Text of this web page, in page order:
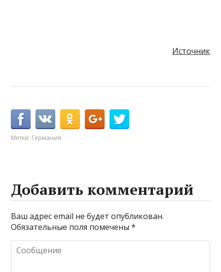
Источник
Метки: Германия
Добавить комментарий
Ваш адрес email не будет опубликован.
Обязательные поля помечены*